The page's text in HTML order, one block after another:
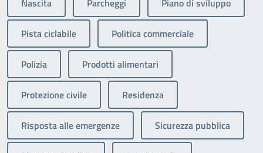
Nascita Parcheggi Piano di sviluppo
Pista ciclabile Politica commerciale
Polizia Prodotti alimentari
Protezione civile Residenza
Risposta alle emergenze Sicurezza pubblica